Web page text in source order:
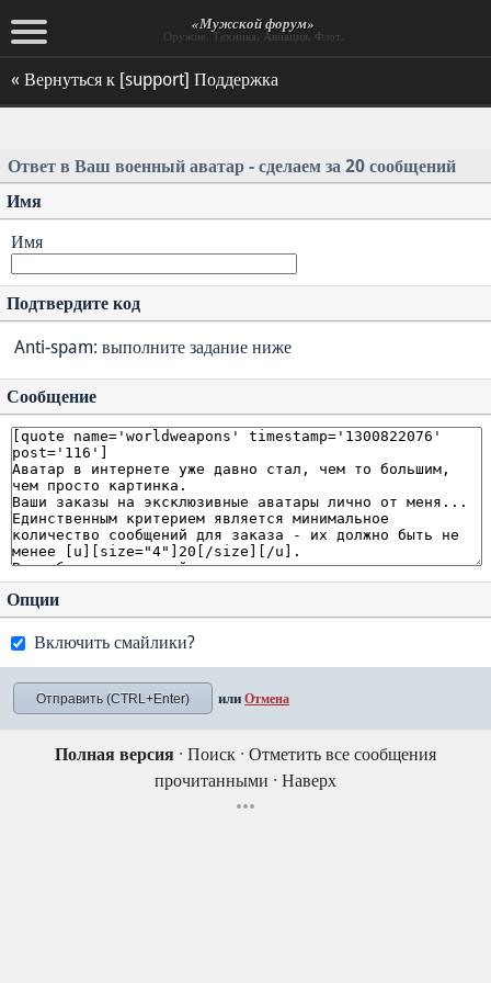
«Мужской форум»
Оружие. Техника. Авиация. Флот.
« Вернуться к [support] Поддержка
Ответ в Ваш военный аватар - сделаем за 20 сообщений
Имя
Имя
Подтвердите код
Anti-spam: выполните задание ниже
Сообщение
Опции
Включить смайлики?
или Отмена
Полная версия · Поиск · Отметить все сообщения
прочитанными · Наверх
•••